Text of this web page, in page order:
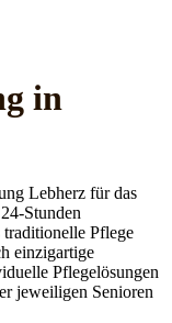
in
Lebherz für das
Stunden
traditionelle Pflege
einzigartige
Pflegelösungen
jeweiligen Senioren